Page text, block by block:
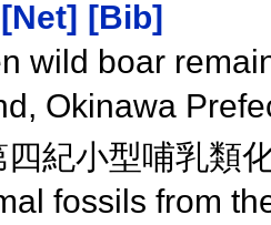
[Net] [Bib]
wild boar
Okinawa
紀小型哺乳類
fossils from